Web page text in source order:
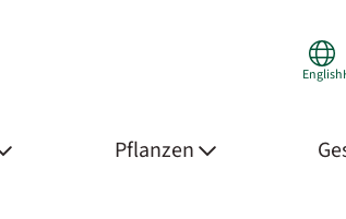
English
Pflanzen